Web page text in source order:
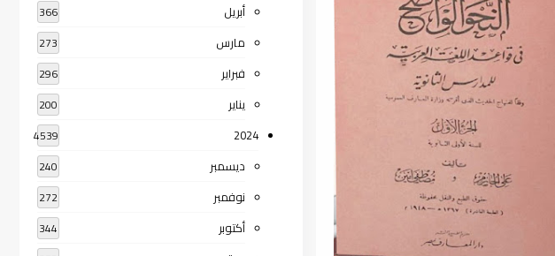
أبريل 366
مارس 273
فبراير 296
يناير 200
2024
4539
ديسمبر 240
نوفمبر 272
أكتوبر 344